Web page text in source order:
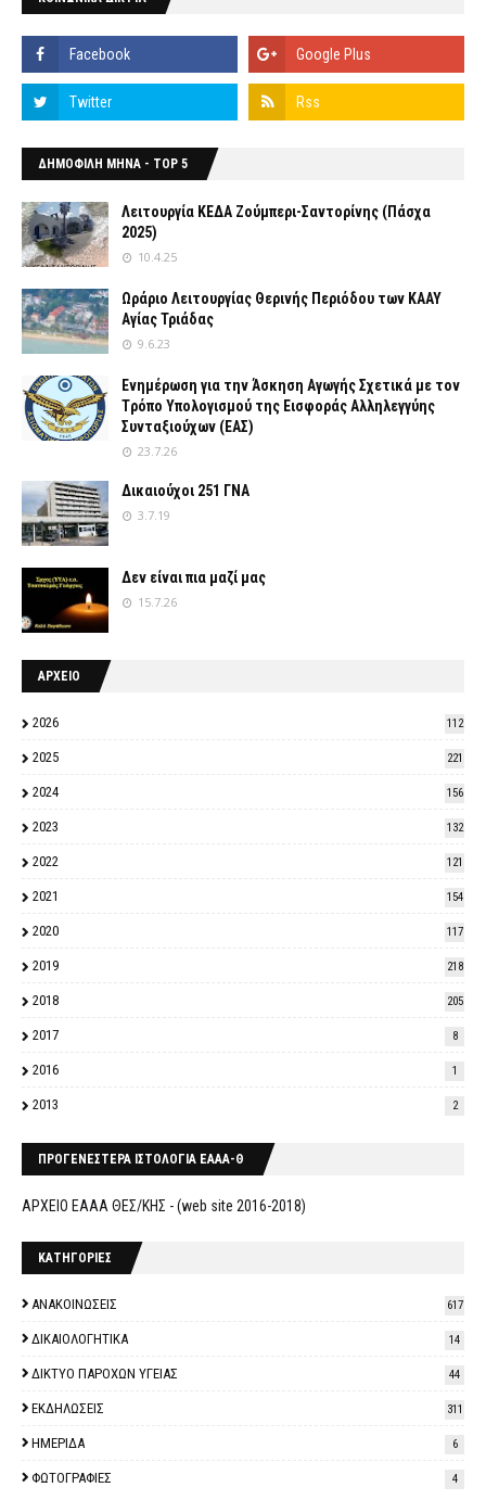
ΔΗΜΟΦΙΛΗ ΜΗΝΑ - TOP 5
Λειτουργία ΚΕΔΑ Ζούμπερι-Σαντορίνης (Πάσχα
2025)
10.4.25
Ωράριο Λειτουργίας Θερινής Περιόδου των ΚΑΑΥ
Αγίας Τριάδας
9.6.23
Ενημέρωση για την Άσκηση Αγωγής Σχετικά με τον
Tρόπο Yπολογισμού της Εισφοράς Αλληλεγγύης
Συνταξιούχων (ΕΑΣ)
23.7.26
Δικαιούχοι 251 ΓΝΑ
3.7.19
Δεν είναι πια μαζί μας
15.7.26
ΑΡΧΕΙΟ
2026 112
2025 221
2024 156
2023 132
2022 121
2021 154
2020 117
2019 218
2018 205
2017 8
2016 1
2013 2
ΠΡΟΓΕΝΕΣΤΕΡΑ ΙΣΤΟΛΟΓΙΑ ΕΑΑΑ-Θ
ΑΡΧΕΙΟ ΕΑΑΑ ΘΕΣ/ΚΗΣ - (web site 2016-2018)
ΚΑΤΗΓΟΡΙΕΣ
ΑΝΑΚΟΙΝΩΣΕΙΣ 617
ΔΙΚΑΙΟΛΟΓΗΤΙΚΑ 14
ΔΙΚΤΥΟ ΠΑΡΟΧΩΝ ΥΓΕΙΑΣ 44
ΕΚΔΗΛΩΣΕΙΣ 311
ΗΜΕΡΙΔΑ 6
ΦΩΤΟΓΡΑΦΙΕΣ 4